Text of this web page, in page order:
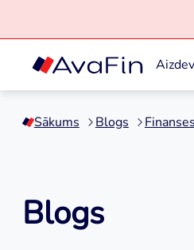
Skip
contentSākums Blogs Finanses
Blogs